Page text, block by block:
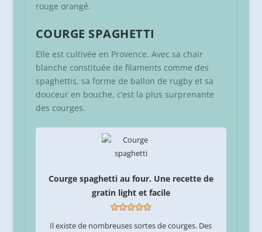
rouge orangé.
COURGE SPAGHETTI
Elle est cultivée en Provence. Avec sa chair
blanche constituée de filaments comme des
spaghettis, sa forme de ballon de rugby et sa
douceur en bouche, c’est la plus surprenante
des courges.
Courge spaghetti au four. Une recette de
gratin light et facile
Il existe de nombreuses sortes de courges. Des